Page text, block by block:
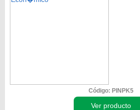
Código: PINPK5
Ver producto